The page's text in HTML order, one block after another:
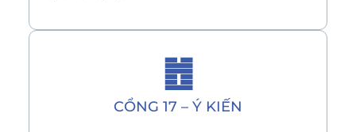
CỔNG 17 – Ý KIẾN
䷐